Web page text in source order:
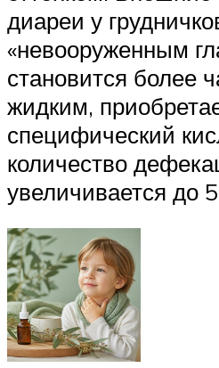
диареи у
«невооруженным
становится более
жидким,
специфический
количество
увеличивается до